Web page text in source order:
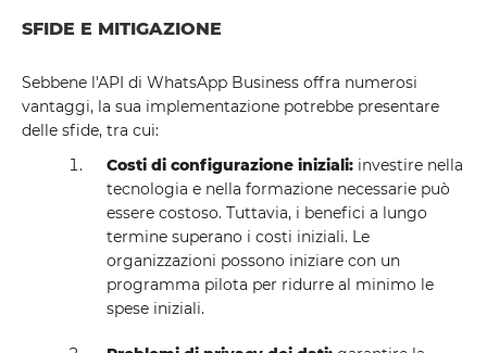
SFIDE E MITIGAZIONE
Sebbene l'API di WhatsApp Business offra numerosi
vantaggi, la sua implementazione potrebbe presentare
delle sfide, tra cui:
Costi di configurazione iniziali: investire nella
tecnologia e nella formazione necessarie può
essere costoso. Tuttavia, i benefici a lungo
termine superano i costi iniziali. Le
organizzazioni possono iniziare con un
programma pilota per ridurre al minimo le
spese iniziali.